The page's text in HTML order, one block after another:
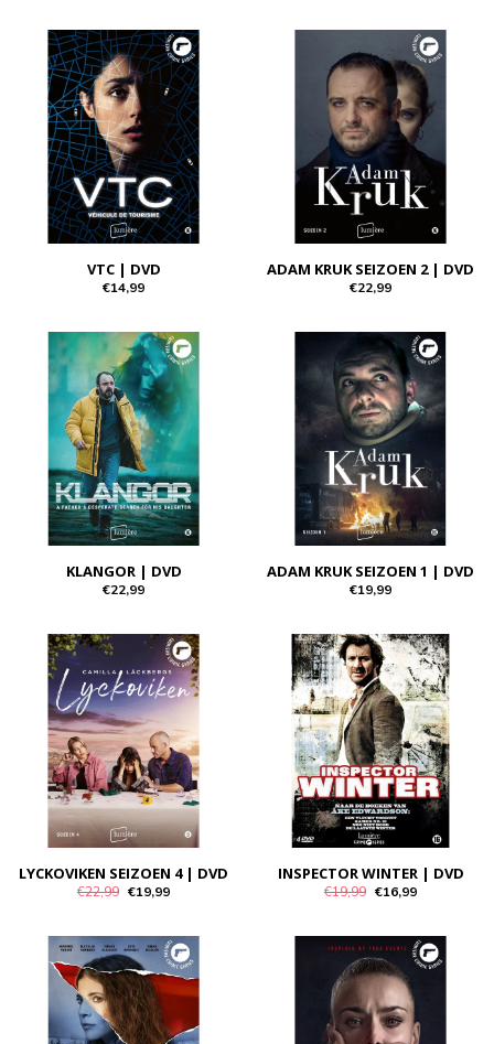
VTC | DVD
€14,99
ADAM KRUK SEIZOEN 2 | DVD
€22,99
KLANGOR | DVD
€22,99
ADAM KRUK SEIZOEN 1 | DVD
€19,99
LYCKOVIKEN SEIZOEN 4 | DVD
€22,99 €19,99
INSPECTOR WINTER | DVD
€19,99 €16,99